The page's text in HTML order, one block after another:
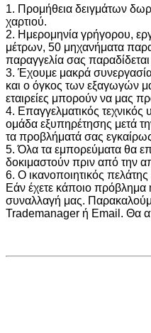
1. Προμήθεια δειγμάτων
χαρτιού.
2. Ημερομηνία γρήγορου,
μέτρων, 50 μηχανήματα
παραγγελία σας
3. Έχουμε μακρά συνεργασία
και ο όγκος των εξαγωγών
εταιρείες μπορούν να μας
4. Επαγγελματικός τεχνικός
ομάδα εξυπηρέτησης μετά
τα προβλήματά σας
5. Όλα τα εμπορεύματα θα
δοκιμαστούν πριν από την
6. Ο ικανοποιητικός πελάτης
Εάν έχετε κάποιο πρόβλημα
συναλλαγή μας.
Trademanager ή Email. Θα